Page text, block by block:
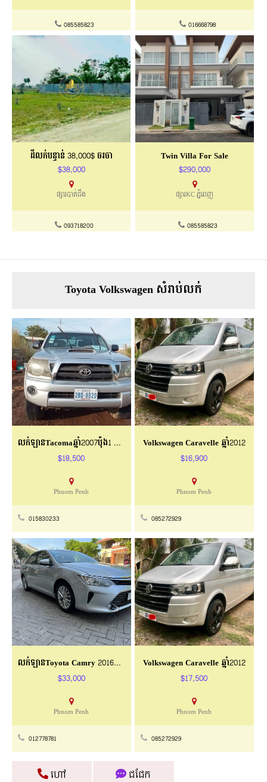
ហៅ ជជែក
085585823 016668798
ដីលក់បន្ទាន់ 38,000$ ចរចា
$38,000
ផ្សារបាត់ដឹង
093718200
Twin Villa For Sale
$290,000
ផ្សារKC ភ្នំពេញ
085585823
Toyota Volkswagen សំរាប់លក់
លក់ឡានTacomaឆ្នាំ2007ប៉ុង1 ទ្រូងវែង
$18,500
Phnom Penh
015830233
Volkswagen Caravelle ឆ្នាំ2012
$16,900
Phnom Penh
085272929
លក់ឡានToyota Camry 2016ពណ៍ទឹកប្រាក់
$33,000
Phnom Penh
012778781
Volkswagen Caravelle ឆ្នាំ2012
$17,500
Phnom Penh
085272929